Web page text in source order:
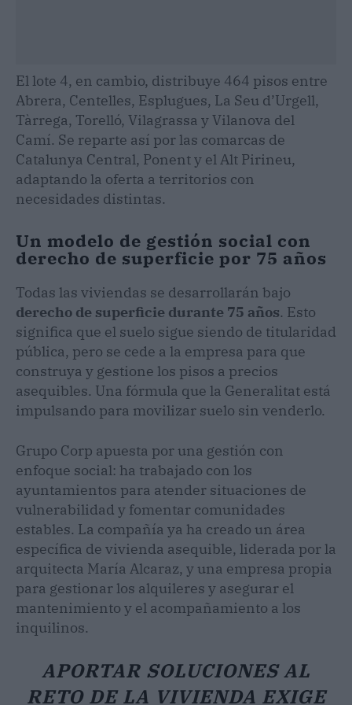
El lote 4, en cambio, distribuye 464 pisos entre
Abrera, Centelles, Esplugues, La Seu d’Urgell,
Tàrrega, Torelló, Vilagrassa y Vilanova del
Camí. Se reparte así por las comarcas de
Catalunya Central, Ponent y el Alt Pirineu,
adaptando la oferta a territorios con
necesidades distintas.
Un modelo de gestión social con
derecho de superficie por 75 años
Todas las viviendas se desarrollarán bajo
derecho de superficie durante 75 años. Esto
significa que el suelo sigue siendo de titularidad
pública, pero se cede a la empresa para que
construya y gestione los pisos a precios
asequibles. Una fórmula que la Generalitat está
impulsando para movilizar suelo sin venderlo.
Grupo Corp apuesta por una gestión con
enfoque social: ha trabajado con los
ayuntamientos para atender situaciones de
vulnerabilidad y fomentar comunidades
estables. La compañía ya ha creado un área
específica de vivienda asequible, liderada por la
arquitecta María Alcaraz, y una empresa propia
para gestionar los alquileres y asegurar el
mantenimiento y el acompañamiento a los
inquilinos.
APORTAR SOLUCIONES AL
RETO DE LA VIVIENDA EXIGE